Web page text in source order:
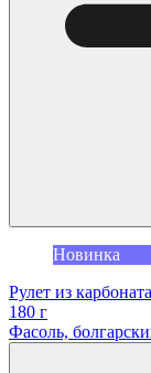
Новинка
Рулет из
180 г
Фасоль,